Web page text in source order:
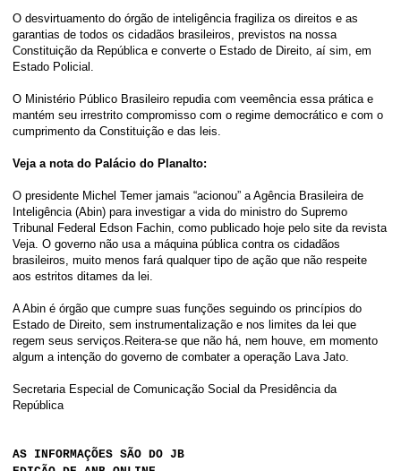
O desvirtuamento do órgão de inteligência fragiliza os direitos e as
garantias de todos os cidadãos brasileiros, previstos na nossa
Constituição da República e converte o Estado de Direito, aí sim, em
Estado Policial.
O Ministério Público Brasileiro repudia com veemência essa prática e
mantém seu irrestrito compromisso com o regime democrático e com o
cumprimento da Constituição e das leis.
Veja a nota do Palácio do Planalto:
O presidente Michel Temer jamais “acionou” a Agência Brasileira de
Inteligência (Abin) para investigar a vida do ministro do Supremo
Tribunal Federal Edson Fachin, como publicado hoje pelo site da revista
Veja. O governo não usa a máquina pública contra os cidadãos
brasileiros, muito menos fará qualquer tipo de ação que não respeite
aos estritos ditames da lei.
A Abin é órgão que cumpre suas funções seguindo os princípios do
Estado de Direito, sem instrumentalização e nos limites da lei que
regem seus serviços.Reitera-se que não há, nem houve, em momento
algum a intenção do governo de combater a operação Lava Jato.
Secretaria Especial de Comunicação Social da Presidência da
República
AS INFORMAÇÕES SÃO DO JB